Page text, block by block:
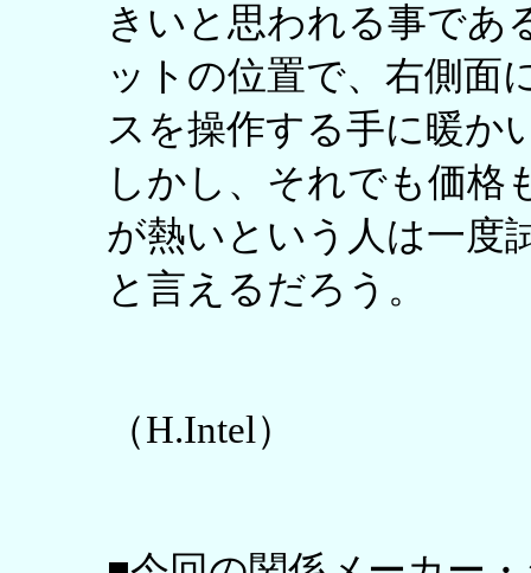
きいと思われる事であ
ットの位置で、右側面
スを操作する手に暖か
しかし、それでも価格
が熱いという人は一度
と言えるだろう。
（H.Intel）